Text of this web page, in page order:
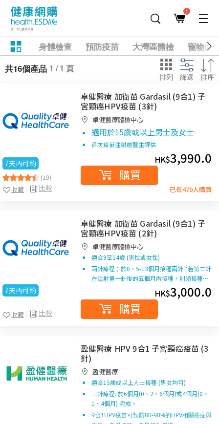
1
身體檢查 預防疫苗 大灣區體檢
寵物健
共16個產品 1 / 1 頁
排列 篩選 排序
7天內可約
(19)
比較
收藏
卓健醫療 加衛苗 Gardasil (9合1) 子
宮頸癌HPV疫苗 (3針)
卓健醫療體檢中心
適用於15歲或以上男士及女士
首次疫苗注射前醫生評估
HK$3,990.0
購買
已有470人購買
7天內可約
比較
收藏
卓健醫療 加衛苗 Gardasil (9合1) 子
宮頸癌HPV疫苗 (2針)
卓健醫療體檢中心
適合9至14歲 (男性或女性)
兩針療程；於0、5-13個月接種兩針 *若第二針
在注射第一針後的五個月內接種，則須接種…
HK$3,000.0
購買
盈健醫療 HPV 9合1 子宮頸癌疫苗 (3
針)
盈健醫療
適合15歲或以上人士接種 (男女均可)
三針療程: 於6個月(0、2、6個月)或4個月(0、
1、4個月) 完成。
9合1HPV疫苗可預防80-90%的HPV相關癌症與